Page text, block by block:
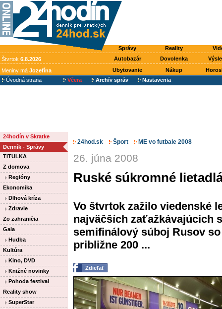
Správy Reality
Štvrtok 6.8.2026 Autobazár Dovolenka
Meniny má Jozefína Ubytovanie Nákup
Úvodná strana
Včera Archív správ Nastavenia
24hodín v Skratke
Denník - Správy
TITULKA
Z domova
Regióny
Ekonomika
Dlhová kríza
Zdravie
Zo zahraničia
Gala
Hudba
Kultúra
Kino, DVD
Knižné novinky
Pohoda festival
Reality show
SuperStar
24hod.sk Šport ME vo futbale 2008
26. júna 2008
Ruské súkromné
Vo štvrtok zažilo viedenské
najväčších zaťažkávajúcich
semifinálový súboj Rusov
približne 200 ...
Zdieľať